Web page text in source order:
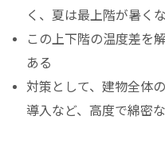
く、夏は最上階が暑く
この上下階の温度差を
ある
対策として、建物全体
導入など、高度で綿密